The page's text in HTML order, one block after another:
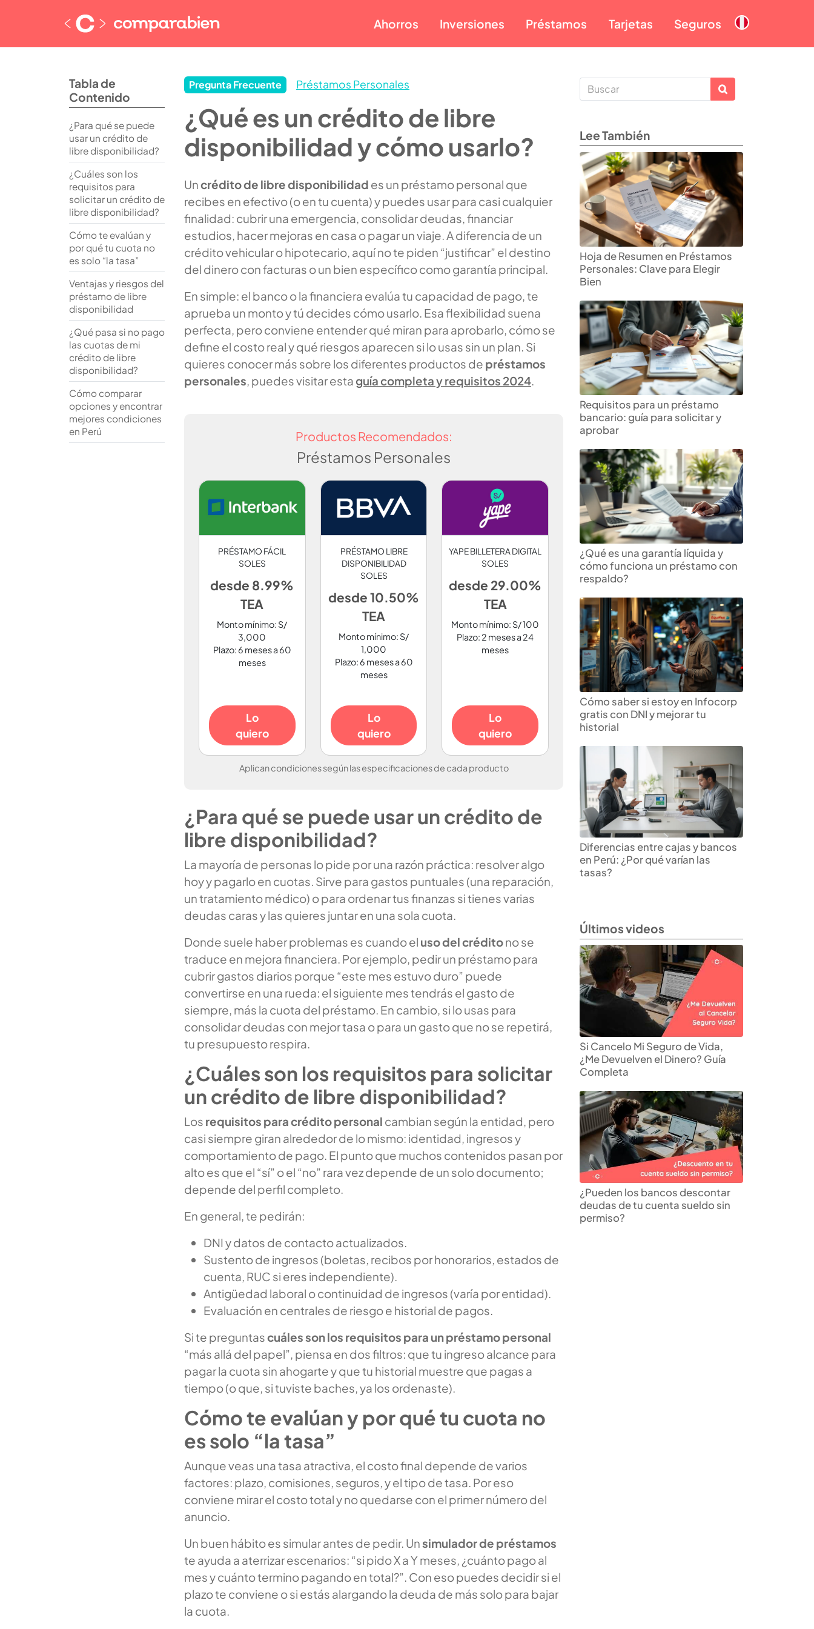
Ahorros Inversiones Préstamos Tarjetas Seguros
Pregunta Frecuente Préstamos Personales
¿Qué es un crédito de libre
disponibilidad y cómo usarlo?
Uncrédito de libre disponibilidad es un préstamo personal que
recibes en efectivo (o en tu cuenta) y puedes usar para casi cualquier
finalidad: cubrir una emergencia, consolidar deudas, financiar
estudios, hacer mejoras en casa o pagar un viaje. A diferencia de un
crédito vehicular o hipotecario, aquí no te piden “justificar” el destino
del dinero con facturas o un bien específico como garantía principal.
En simple: el banco o la financiera evalúa tu capacidad de pago, te
aprueba un monto y tú decides cómo usarlo. Esa flexibilidad suena
perfecta, pero conviene entender qué miran para aprobarlo, cómo se
define el costo real y qué riesgos aparecen si lo usas sin un plan. Si
quieres conocer más sobre los diferentes productos de préstamos
personales , puedes visitar esta guía completa y requisitos 2024
Productos Recomendados:
Préstamos Personales
PRÉSTAMO FÁCIL
SOLES
desde 8.99%
TEA
Monto mínimo: S/
3,000
Plazo: 6 meses a 60
meses
Lo
quiero
PRÉSTAMO LIBRE
DISPONIBILIDAD
SOLES
desde 10.50%
TEA
Monto mínimo: S/
1,000
Plazo: 6 meses a 60
meses
Lo
quiero
YAPE BILLETERA DIGITAL
SOLES
desde 29.00%
TEA
Monto mínimo: S/ 100
Plazo: 2 meses a 24
meses
Lo
quiero
Aplican condiciones según las especificaciones de cada producto
¿Para qué se puede usar un crédito de
libre disponibilidad?
La mayoría de personas lo pide por una razón práctica: resolver algo
hoy y pagarlo en cuotas. Sirve para gastos puntuales (una reparación,
un tratamiento médico) o para ordenar tus finanzas si tienes varias
deudas caras y las quieres juntar en una sola cuota.
Donde suele haber problemas es cuando el uso del créditono se
traduce en mejora financiera. Por ejemplo, pedir un préstamo para
cubrir gastos diarios porque “este mes estuvo duro” puede
convertirse en una rueda: el siguiente mes tendrás el gasto de
siempre, más la cuota del préstamo. En cambio, si lo usas para
consolidar deudas con mejor tasa o para un gasto que no se repetirá,
tu presupuesto respira.
¿Cuáles son los requisitos para solicitar
un crédito de libre disponibilidad?
Los requisitos para crédito personal cambian según la entidad, pero
casi siempre giran alrededor de lo mismo: identidad, ingresos y
comportamiento de pago. El punto que muchos contenidos pasan por
alto es que el “sí” o el “no” rara vez depende de un solo documento;
depende del perfil completo.
En general, te pedirán:
DNI y datos de contacto actualizados.
Sustento de ingresos (boletas, recibos por honorarios, estados de
cuenta, RUC si eres independiente).
Antigüedad laboral o continuidad de ingresos (varía por entidad).
Evaluación en centrales de riesgo e historial de pagos.
Si te preguntascuáles son los requisitos para un préstamo personal
“más allá del papel”, piensa en dos filtros: que tu ingreso alcance para
pagar la cuota sin ahogarte y que tu historial muestre que pagas a
tiempo (o que, si tuviste baches, ya los ordenaste).
Cómo te evalúan y por qué tu cuota no
es solo “la tasa”
Aunque veas una tasa atractiva, el costo final depende de varios
factores: plazo, comisiones, seguros, y el tipo de tasa. Por eso
conviene mirar el costo total y no quedarse con el primer número del
anuncio.
Un buen hábito es simular antes de pedir. Unsimulador de préstamos
te ayuda a aterrizar escenarios: “si pido X a Y meses, ¿cuánto pago al
mes y cuánto termino pagando en total?”. Con eso puedes decidir si el
plazo te conviene o si estás alargando la deuda de más solo para bajar
la cuota.
Tabla de
Contenido
¿Para qué se puede
usar un crédito de
libre disponibilidad?
¿Cuáles son los
requisitos para
solicitar un crédito de
libre disponibilidad?
Cómo te evalúan y
por qué tu cuota no
es solo “la tasa”
Ventajas y riesgos del
préstamo de libre
disponibilidad
¿Qué pasa si no pago
las cuotas de mi
crédito de libre
disponibilidad?
Cómo comparar
opciones y encontrar
mejores condiciones
en Perú
Lee También
Hoja de Resumen en Préstamos
Personales: Clave para Elegir
Bien
Requisitos para un préstamo
bancario: guía para solicitar y
aprobar
¿Qué es una garantía líquida y
cómo funciona un préstamo con
respaldo?
Cómo saber si estoy en Infocorp
gratis con DNI y mejorar tu
historial
Diferencias entre cajas y bancos
en Perú: ¿Por qué varían las
tasas?
Últimos videos
Si Cancelo Mi Seguro de Vida,
¿Me Devuelven el Dinero? Guía
Completa
¿Pueden los bancos descontar
deudas de tu cuenta sueldo sin
permiso?